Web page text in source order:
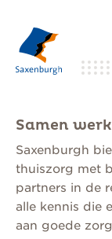
Samen
Saxenburgh
thuiszorg met
partners in de
alle kennis die
aan goede